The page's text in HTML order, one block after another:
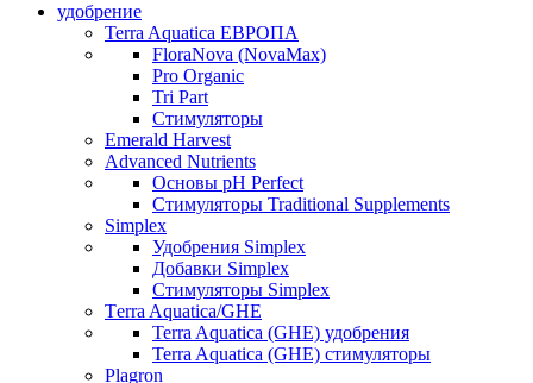
удобрение
Terra Aquatica ЕВРОПА
FloraNova (NovaMax)
Pro Organic
Tri Part
Стимуляторы
Emerald Harvest
Advanced Nutrients
Основы pH Perfect
Стимуляторы Traditional Supplements
Simplex
Удобрения Simplex
Добавки Simplex
Стимуляторы Simplex
Тerra Aquatica/GHE
Terra Aquatica (GHE) удобрения
Terra Aquatica (GHE) стимуляторы
Plagron